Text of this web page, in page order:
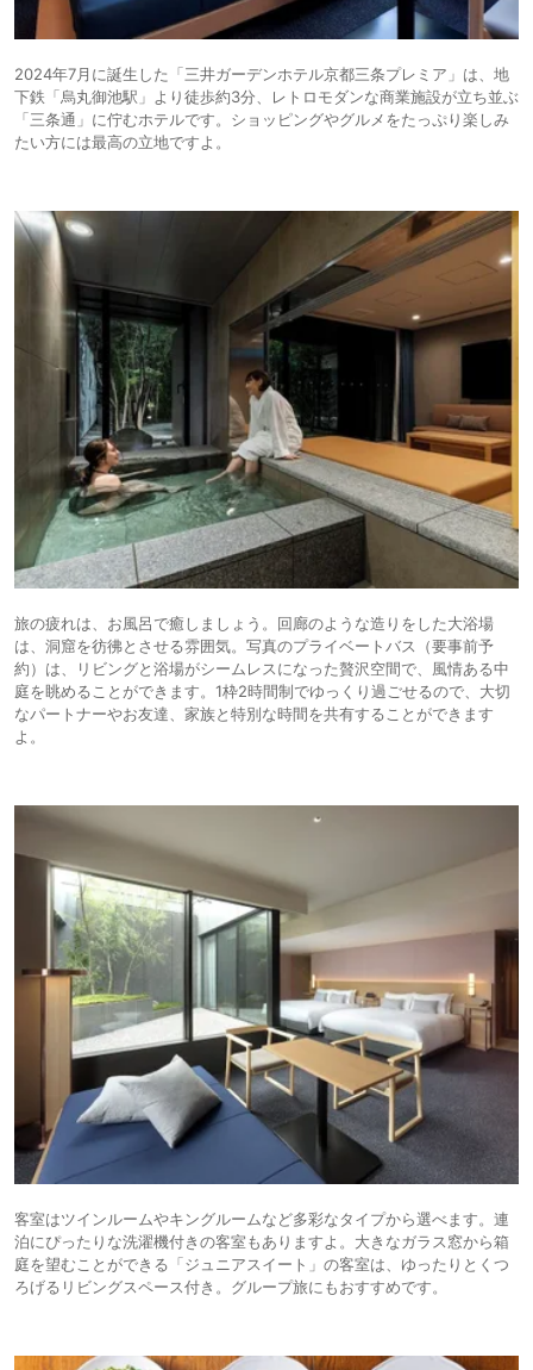
2024年7月に誕生した「三井ガーデンホテル京都三条プレミア」は、地
下鉄「烏丸御池駅」より徒歩約3分、レトロモダンな商業施設が立ち並ぶ
「三条通」に佇むホテルです。ショッピングやグルメをたっぷり楽しみ
たい方には最高の立地ですよ。
旅の疲れは、お風呂で癒しましょう。回廊のような造りをした大浴場
は、洞窟を彷彿とさせる雰囲気。写真のプライベートバス（要事前予
約）は、リビングと浴場がシームレスになった贅沢空間で、風情ある中
庭を眺めることができます。1枠2時間制でゆっくり過ごせるので、大切
なパートナーやお友達、家族と特別な時間を共有することができます
よ。
客室はツインルームやキングルームなど多彩なタイプから選べます。連
泊にぴったりな洗濯機付きの客室もありますよ。大きなガラス窓から箱
庭を望むことができる「ジュニアスイート」の客室は、ゆったりとくつ
ろげるリビングスペース付き。グループ旅にもおすすめです。